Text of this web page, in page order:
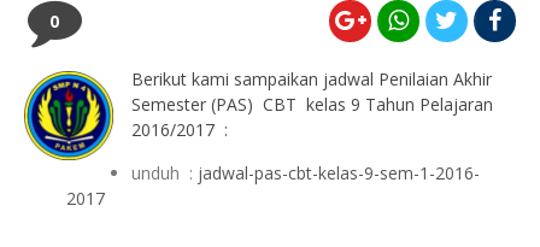
0
Berikut kami sampaikan jadwal Penilaian Akhir
Semester (PAS) CBT kelas 9 Tahun Pelajaran
2016/2017 :
unduh : jadwal-pas-cbt-kelas-9-sem-1-2016-
2017